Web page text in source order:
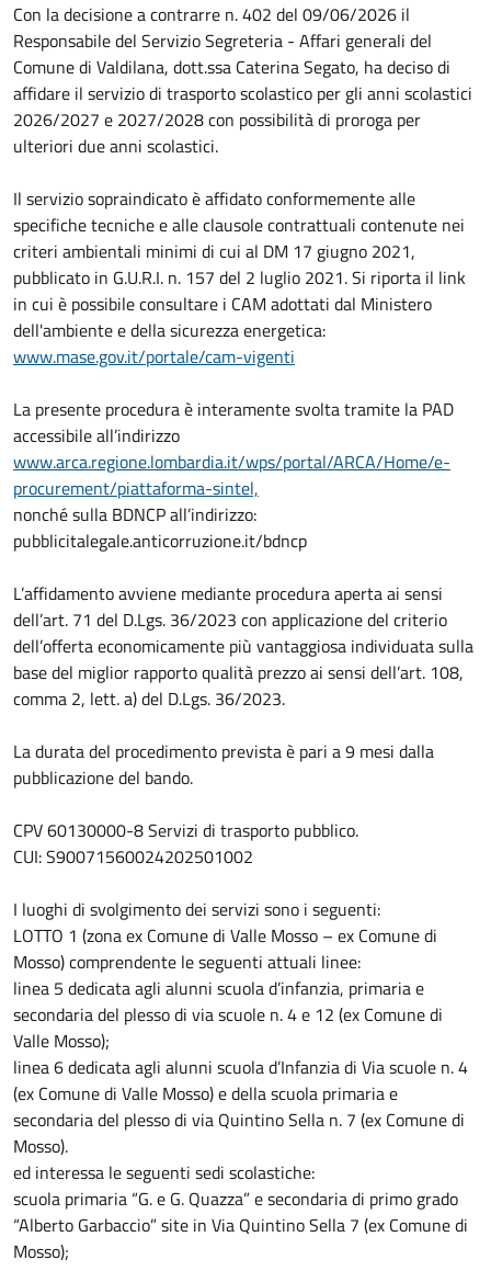
Con la decisione a contrarre n. 402 del 09/06/2026 il
Responsabile del Servizio Segreteria - Affari generali del
Comune di Valdilana, dott.ssa Caterina Segato, ha deciso di
affidare il servizio di trasporto scolastico per gli anni scolastici
2026/2027 e 2027/2028 con possibilità di proroga per
ulteriori due anni scolastici.
Il servizio sopraindicato è affidato conformemente alle
specifiche tecniche e alle clausole contrattuali contenute nei
criteri ambientali minimi di cui al DM 17 giugno 2021,
pubblicato in G.U.R.I. n. 157 del 2 luglio 2021. Si riporta il link
in cui è possibile consultare i CAM adottati dal Ministero
dell'ambiente e della sicurezza energetica:
www.mase.gov.it/portale/cam-vigenti
La presente procedura è interamente svolta tramite la PAD
accessibile all’indirizzo
www.arca.regione.lombardia.it/wps/portal/ARCA/Home/e-
procurement/piattaforma-sintel,
nonché sulla BDNCP all’indirizzo:
pubblicitalegale.anticorruzione.it/bdncp
L’affidamento avviene mediante procedura aperta ai sensi
dell’art. 71 del D.Lgs. 36/2023 con applicazione del criterio
dell’offerta economicamente più vantaggiosa individuata sulla
base del miglior rapporto qualità prezzo ai sensi dell’art. 108,
comma 2, lett. a) del D.Lgs. 36/2023.
La durata del procedimento prevista è pari a 9 mesi dalla
pubblicazione del bando.
CPV 60130000-8 Servizi di trasporto pubblico.
CUI: S90071560024202501002
I luoghi di svolgimento dei servizi sono i seguenti:
LOTTO 1 (zona ex Comune di Valle Mosso – ex Comune di
Mosso) comprendente le seguenti attuali linee:
linea 5 dedicata agli alunni scuola d’infanzia, primaria e
secondaria del plesso di via scuole n. 4 e 12 (ex Comune di
Valle Mosso);
linea 6 dedicata agli alunni scuola d’Infanzia di Via scuole n. 4
(ex Comune di Valle Mosso) e della scuola primaria e
secondaria del plesso di via Quintino Sella n. 7 (ex Comune di
Mosso).
ed interessa le seguenti sedi scolastiche:
scuola primaria “G. e G. Quazza” e secondaria di primo grado
“Alberto Garbaccio” site in Via Quintino Sella 7 (ex Comune di
Mosso);